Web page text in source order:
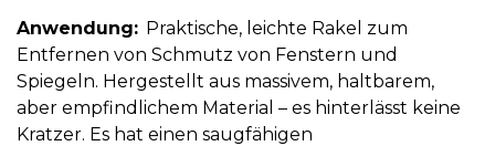
Anwendung: Praktische, leichte Rakel zum
Entfernen von Schmutz von Fenstern und
Spiegeln. Hergestellt aus massivem, haltbarem,
aber empfindlichem Material – es hinterlässt keine
Kratzer. Es hat einen saugfähigen